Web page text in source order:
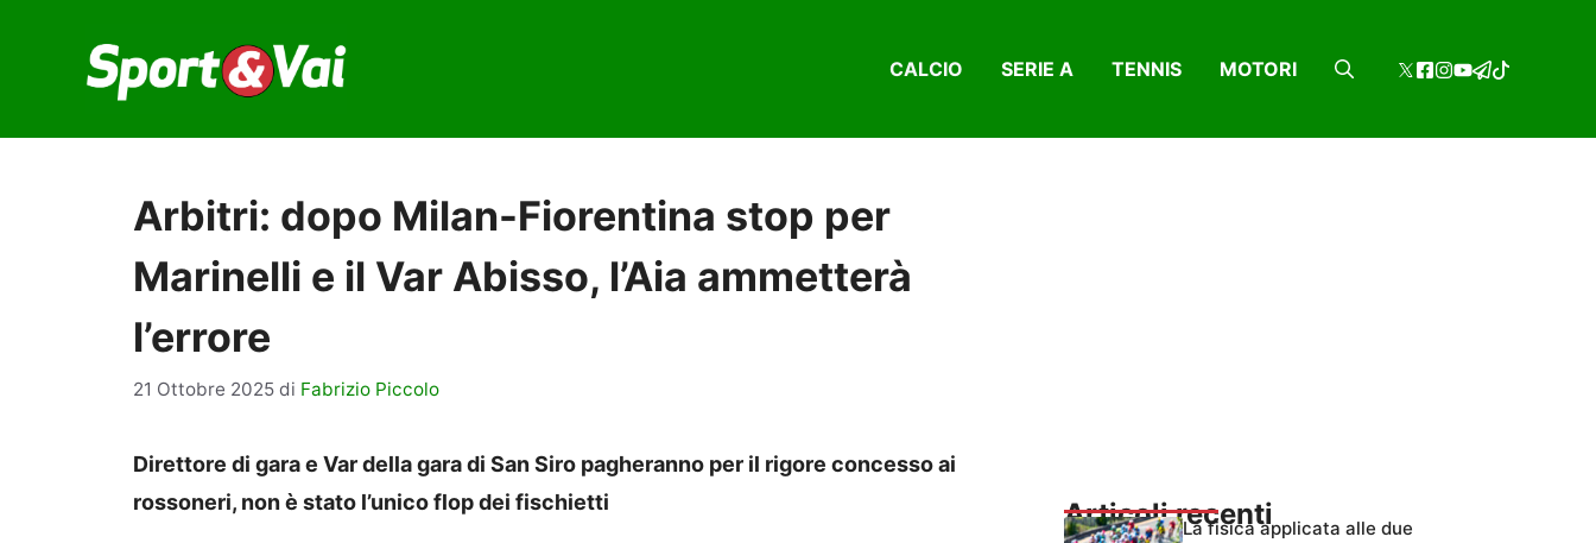
contenuto
CALCIO SERIE A TENNIS MOTORI
Arbitri: dopo Milan-Fiorentina stop per
Marinelli e il Var Abisso, l’Aia ammetterà
l’errore
21 Ottobre 2025 di Fabrizio Piccolo
Direttore di gara e Var della gara di San Siro pagheranno per il rigore concesso ai
rossoneri, non è stato l’unico flop dei fischietti
Articoli recentiLa fisica applicata alle due